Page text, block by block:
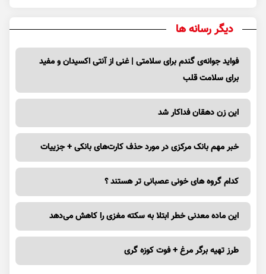
دیگر رسانه ها
فواید جوانه‌ی گندم برای سلامتی | غنی از آنتی اکسیدان و مفید
برای سلامت قلب
این زن دهقان فداکار شد
خبر مهم بانک مرکزی در مورد حذف کارت‌های بانکی + جزییات
کدام گروه های خونی عصبانی تر هستند ؟
این ماده معدنی خطر ابتلا به سکته مغزی را کاهش می‌دهد
طرز تهیه برگر مرغ + فوت کوزه گری